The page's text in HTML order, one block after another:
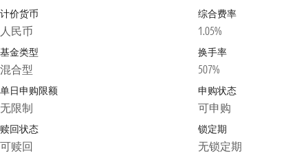
计价货币
人民币
综合费率
1.05%
基金类型
混合型
换手率
507%
单日申购限额
无限制
申购状态
可申购
赎回状态
可赎回
锁定期
无锁定期